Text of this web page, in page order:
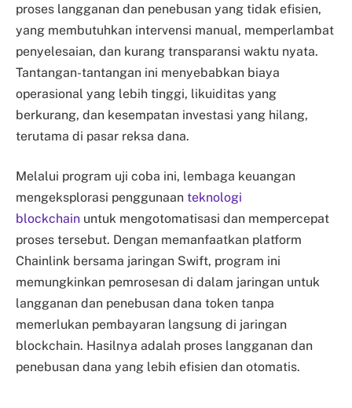
proses langganan dan penebusan yang tidak efisien,
yang membutuhkan intervensi manual, memperlambat
penyelesaian, dan kurang transparansi waktu nyata.
Tantangan-tantangan ini menyebabkan biaya
operasional yang lebih tinggi, likuiditas yang
berkurang, dan kesempatan investasi yang hilang,
terutama di pasar reksa dana.
Melalui program uji coba ini, lembaga keuangan
mengeksplorasi penggunaan teknologi
blockchain untuk mengotomatisasi dan mempercepat
proses tersebut. Dengan memanfaatkan platform
Chainlink bersama jaringan Swift, program ini
memungkinkan pemrosesan di dalam jaringan untuk
langganan dan penebusan dana token tanpa
memerlukan pembayaran langsung di jaringan
blockchain. Hasilnya adalah proses langganan dan
penebusan dana yang lebih efisien dan otomatis.